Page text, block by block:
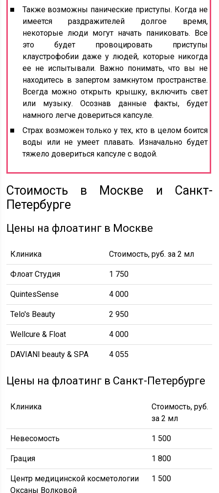
Также возможны панические приступы. Когда не
имеется раздражителей долгое время,
некоторые люди могут начать паниковать. Все
это будет провоцировать приступы
клаустрофобии даже у людей, которые никогда
ее не испытывали. Важно понимать, что вы не
находитесь в запертом замкнутом пространстве.
Всегда можно открыть крышку, включить свет
или музыку. Осознав данные факты, будет
намного легче довериться капсуле.
Страх возможен только у тех, кто в целом боится
воды или не умеет плавать. Изначально будет
тяжело довериться капсуле с водой.
Стоимость в Москве и Санкт-
Петербурге
Цены на флоатинг в Москве
Клиника Стоимость, руб. за 2 мл
Флоат Студия 1 750
QuintesSense 4 000
Telo's Beauty 2 950
Wellcure & Float 4 000
DAVIANI beauty & SPA 4 055
Цены на флоатинг в Санкт-Петербурге
Клиника
Стоимость, руб.
за 2 мл
Невесомость 1 500
Грация 1 800
Центр медицинской косметологии
Оксаны Волковой
1 500